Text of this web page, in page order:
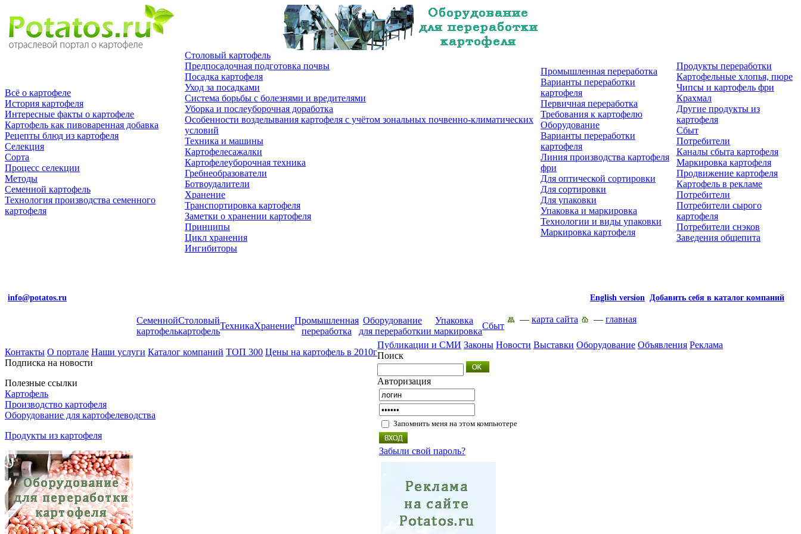
Всё о картофеле
История картофеля
Интересные факты о картофеле
Картофель как пивоваренная добавка
Рецепты блюд из картофеля
Селекция
Сорта
Процесс селекции
Методы
Семенной картофель
Технология производства семенного
картофеля
Столовый картофель
Предпосадочная подготовка почвы
Посадка картофеля
Уход за посадками
Система борьбы с болезнями и вредителями
Уборка и послеуборочная доработка
Особенности возделывания картофеля с учётом зональных почвенно-климатических
условий
Техника и машины
Картофелесажалки
Картофелеуборочная техника
Гребнеобразователи
Ботвоудалители
Хранение
Транспортировка картофеля
Заметки о хранении картофеля
Принципы
Цикл хранения
Ингибиторы
Промышленная переработка
Варианты переработки
картофеля
Первичная переработка
Требования к картофелю
Оборудование
Варианты переработки
картофеля
Линия производства картофеля
фри
Для оптической сортировки
Для сортировки
Для упаковки
Упаковка и маркировка
Технологии и виды упаковки
Маркировка картофеля
Продукты перерaботки
Картофельные хлопья, пюре
Чипсы и картофель фри
Крахмал
Другие продукты из
картофеля
Сбыт
Потребители
Каналы сбыта картофеля
Маркировка картофеля
Продвижение картофеля
Картофель в рекламе
Потребители
Потребители сырого
картофеля
Потребители снэков
Заведения общепита
info@potatos.ru English version Добавить себя в каталог компаний
Cеменной
картофель
Столовый
картофель
ТехникаХранение
Промышленная
переработка
Оборудование
для переработки
Упаковка
и маркировка
Сбыт
— карта сайта — главная
Контакты О портале Наши услуги Каталог компаний ТОП 300 Цены на картофель в 2010г
Подписка на новости
Полезные ссылки
Картофель
Производство картофеля
Оборудование для картофелеводства
Продукты из картофеля
Публикации и СМИ Законы Новости Выставки Оборудование Объявления Реклама
Поиск
Авторизация
Запомнить меня на этом компьютере
Забыли свой пароль?